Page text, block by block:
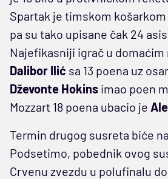
Spartak je timskom
pa su tako upisane čak 24
Najefikasniji igrač u domaćim
Dalibor Ilić sa 13 poena uz
Dževonte Hokins imao poen
Mozzart 18 poena ubacio je
Termin drugog susreta biće
Podsetimo, pobednik ovog
Crvenu zvezdu u polufinalu